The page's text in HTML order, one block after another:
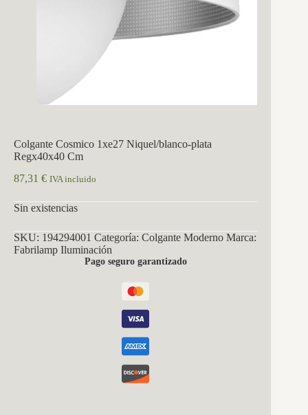
Colgante Cosmico 1xe27 Niquel/blanco-plata
Regx40x40 Cm
87,31 € IVA incluido
Sin existencias
SKU: 194294001 Categoría: Colgante Moderno Marca:
Fabrilamp Iluminación
Pago seguro garantizado